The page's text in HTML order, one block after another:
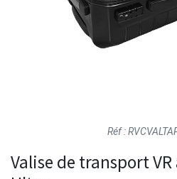
Réf :
Valise de transport